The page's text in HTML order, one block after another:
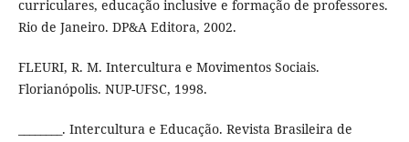
curriculares, educação inclusive e formação de professores.
Rio de Janeiro. DP&A Editora, 2002.
FLEURI, R. M. Intercultura e Movimentos Sociais.
Florianópolis. NUP-UFSC, 1998.
________. Intercultura e Educação. Revista Brasileira de